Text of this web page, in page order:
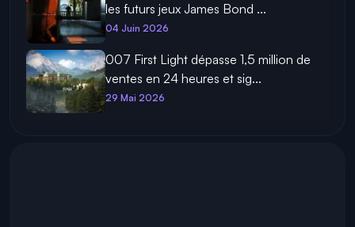
les futurs jeux James Bond ...
04 Juin 2026
007 First Light dépasse 1,5 million de
ventes en 24 heures et sig...
29 Mai 2026